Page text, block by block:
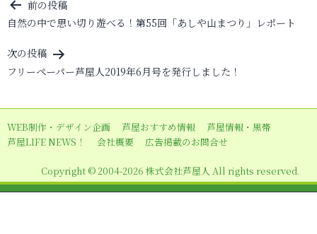
投
稿
ナ
ビ
ー
シ
ン
前の投稿
自然の中で思い切り遊べる！第55回「あしや山まつり」レポート
次の投稿
フリーペーパー芦屋人2019年6月号を発行しました！
WEB制作・デザイン企画 芦屋おすすめ情報
芦屋情報・黒帯
芦屋LIFE NEWS！
会社概要 広告掲載のお問合せ
Copyright © 2004-2026 株式会社芦屋人 All rights reserved.